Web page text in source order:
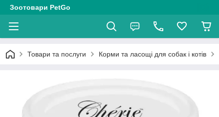
Зоотовари PetGo
Товари та послуги Корми та ласощі для собак і котів